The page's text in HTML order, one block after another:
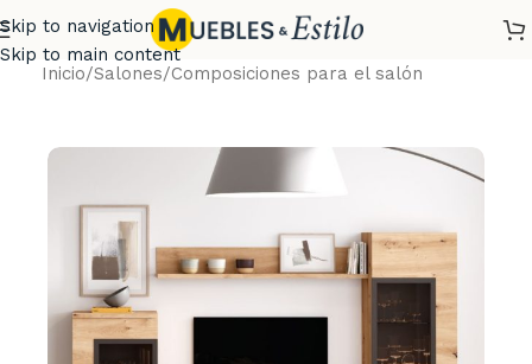
Skip to navigation
Skip to main content
Inicio/Salones/Composiciones para el salón